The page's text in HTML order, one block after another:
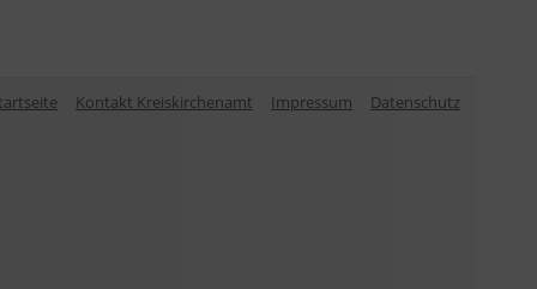
Kontakt Kreiskirchenamt Impressum Datenschutz